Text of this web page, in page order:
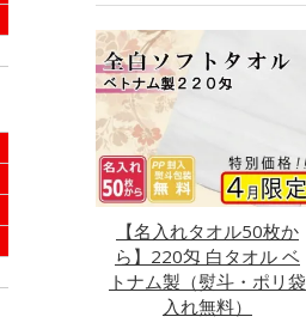
【名入れタオル50枚か
ら】220匁 白タオル ベ
トナム製（熨斗・ポリ袋
入れ無料）